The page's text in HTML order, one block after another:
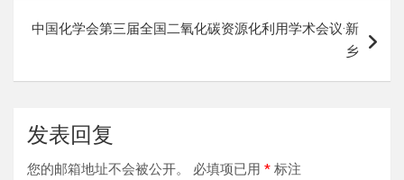
中国化学会第三届全国二氧化碳资源化利用学术会议·新
乡
发表回复
您的邮箱地址不会被公开。 必填项已用 * 标注